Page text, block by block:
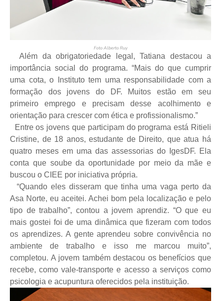
Foto Alberto Ruy
Além da obrigatoriedade legal, Tatiana destacou a
importância social do programa. “Mais do que cumprir
uma cota, o Instituto tem uma responsabilidade com a
formação dos jovens do DF. Muitos estão em seu
primeiro emprego e precisam desse acolhimento e
orientação para crescer com ética e profissionalismo.”
Entre os jovens que participam do programa está Ritieli
Cristine, de 18 anos, estudante de Direito, que atua há
quatro meses em uma das assessorias do IgesDF. Ela
conta que soube da oportunidade por meio da mãe e
buscou o CIEE por iniciativa própria.
“Quando eles disseram que tinha uma vaga perto da
Asa Norte, eu aceitei. Achei bom pela localização e pelo
tipo de trabalho”, contou a jovem aprendiz. “O que eu
mais gostei foi de uma dinâmica que fizeram com todos
os aprendizes. A gente aprendeu sobre convivência no
ambiente de trabalho e isso me marcou muito”,
completou. A jovem também destacou os benefícios que
recebe, como vale-transporte e acesso a serviços como
psicologia e acupuntura oferecidos pela instituição.